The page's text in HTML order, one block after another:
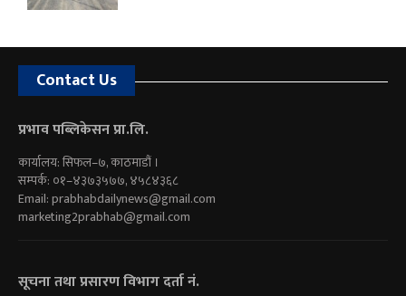
Contact Us
प्रभाव पब्लिकेसन प्रा.लि.
कार्यालय: सिफल–७, काठमाडौं ।
सम्पर्क: ०१–४३७३५७७, ४५८४३६८
Email:prabhabdailynews@gmail.com
marketing2prabhab@gmail.com
सूचना तथा प्रसारण विभाग दर्ता नं.